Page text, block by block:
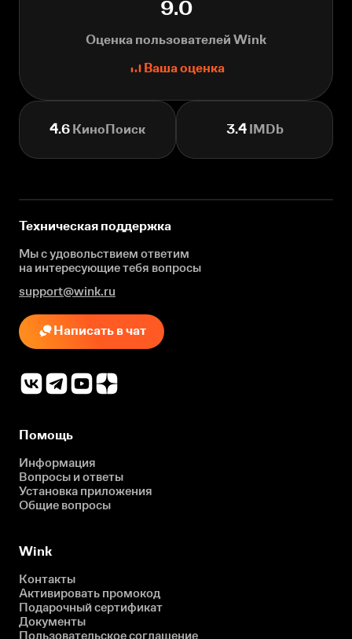
9.0
Оценка пользователей Wink
Ваша оценка
4.6 КиноПоиск 3.4IMDb
Техническая поддержка
Мы с удовольствием ответим
на интересующиетебя вопросы
support@wink.ru
Написать в чат
Помощь
Информация
Вопросы и ответы
Установка приложения
Общие вопросы
Wink
Контакты
Активировать промокод
Подарочный сертификат
Документы
Пользовательское соглашение